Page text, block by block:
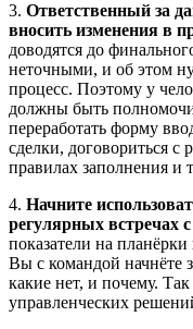
3. Ответственный за
вносить изменения в
доводятся до
неточными, и об этом
процесс. Поэтому у
должны быть
переработать форму
сделки, договориться с
правилах заполнения и
4. Начните
регулярных встречах
показатели на
Вы с командой начнёте
какие нет, и почему.
управленческих